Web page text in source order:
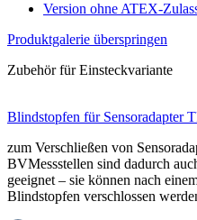
Version ohne ATEX-
Produktgalerie überspringen
Zubehör für Einsteckvariante
Blindstopfen für Sensoradapter
zum Verschließen von
BVMessstellen sind dadurch
geeignet – sie können nach
Blindstopfen verschlossen